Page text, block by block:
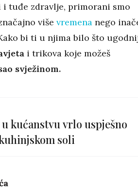
tuđe zdravlje, primorani smo
više vremena nego
bi ti u njima bilo što
i trikova koje možeš
svježinom.
kućanstvu vrlo uspješno
soli